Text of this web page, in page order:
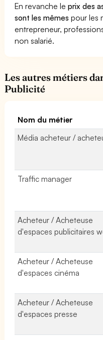
En revanche leprix des
sont les mêmes pour les
entrepreneur,
non salarié.
Les autres métiers
Publicité
Nom du métier
Média acheteur /
Traffic manager
Acheteur / Acheteuse
d'espaces publicitaires
Acheteur / Acheteuse
d'espaces cinéma
Acheteur / Acheteuse
d'espaces presse